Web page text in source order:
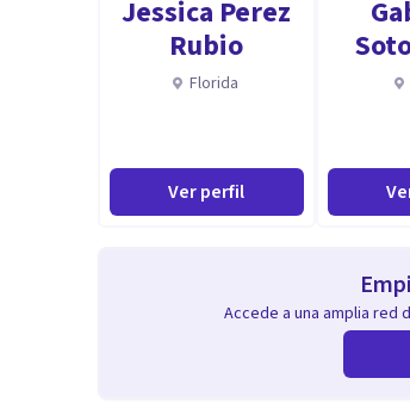
Jessica Perez
Rubio
Florida
Ver perfil
Accede a una amplia red